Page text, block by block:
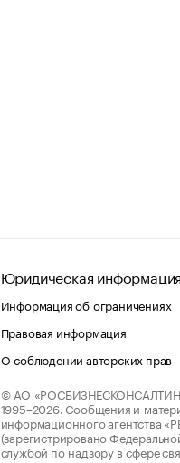
Юридическая информация
Информация об ограничениях
Правовая информация
О соблюдении авторских прав
© АО
1995–2026. Сообщения и
информационного агентства
(зарегистрировано
службой по надзору в сфере